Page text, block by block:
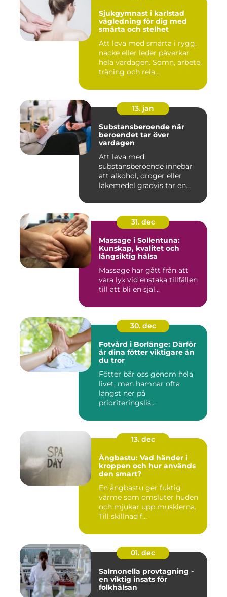
Sjukgymnast i karlstad
vägledning för dig med
smärta och stelhet
Att leva med smärta i rygg,
nacke eller leder påverkar
hela vardagen. Sömn, arbete,
träning och rela...
13. jan
Substansberoende när
beroendet tar över
vardagen
Att leva med
substansberoende innebär
att alkohol, droger eller
läkemedel gradvis tar en
31. dec
Massage i Sollentuna:
Kunskap, kvalitet och
långsiktig hälsa
Massage har gått från att
vara lyx vid enstaka tillfällen
till att bli en själ...
30. dec
Fotvård i Borlänge: Därför
är dina fötter viktigare än
du tror
Fötter bär oss genom hela
livet, men hamnar ofta
längst ner på
prioriteringslis...
13. dec
Ångbastu: Vad händer i
kroppen och hur används
den smart?
En ångbastu ger fuktig
värme som omsluter huden
och mjukar upp musklerna.
Till skillnad f...
01. dec
Salmonella provtagning -
en viktig insats för
folkhälsan